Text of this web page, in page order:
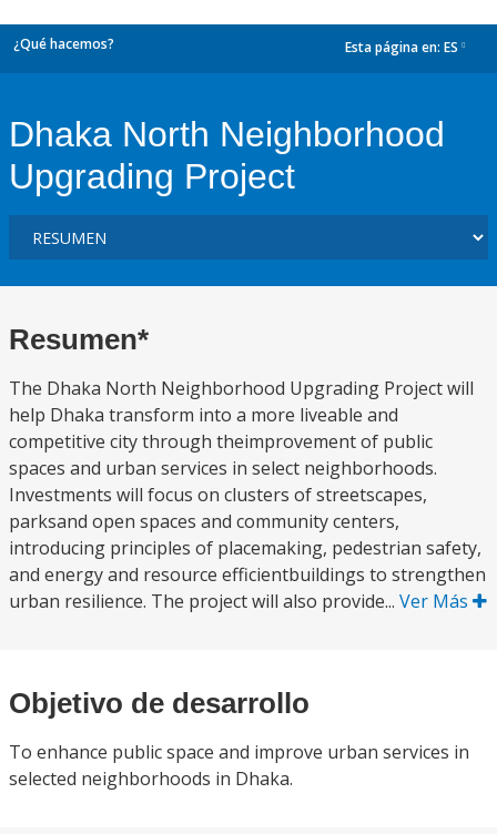
¿Qué hacemos? Esta página en: ES
Dhaka North Neighborhood
Upgrading Project
Resumen*
The Dhaka North Neighborhood Upgrading Project will
help Dhaka transform into a more liveable and
competitive city through theimprovement of public
spaces and urban services in select neighborhoods.
Investments will focus on clusters of streetscapes,
parksand open spaces and community centers,
introducing principles of placemaking, pedestrian safety,
and energy and resource efficientbuildings to strengthen
urban resilience. The project will also provide... Ver Más
Objetivo de desarrollo
To enhance public space and improve urban services in
selected neighborhoods in Dhaka.